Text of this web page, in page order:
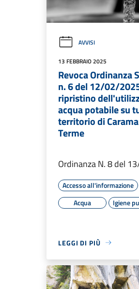
AVVISI
13 FEBBRAIO 2025
Revoca Ordinanza
n. 6 del 12/02/
ripristino
acqua potabile su
territorio di
Terme
Ordinanza N. 8 del
Accesso all'informazione
Acqua
Igiene
LEGGI DI PIÙ